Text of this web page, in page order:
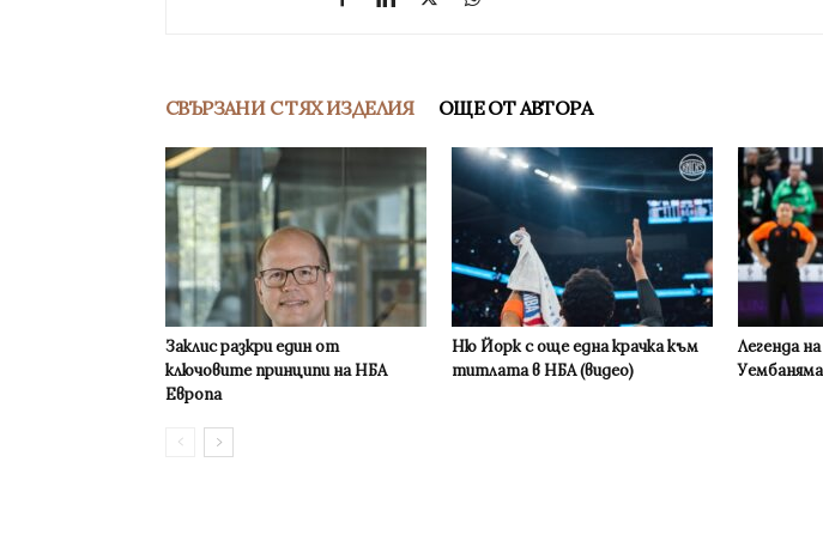
СВЪРЗАНИ С ТЯХ ИЗДЕЛИЯ ОЩЕ ОТ АВТОРА
Заклис разкри един от
ключовите принципи на НБА
Европа
Ню Йорк с още една крачка към
титлата в НБА (видео)
Легенда